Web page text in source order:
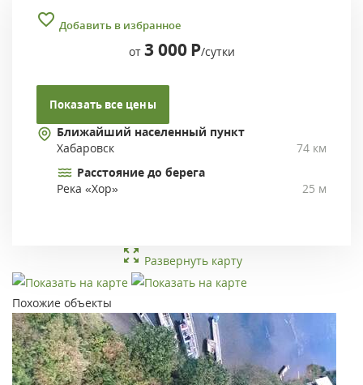
Добавить в избранное
от 3 000 Р/сутки
Показать все цены
Ближайший населенный пункт
Хабаровск
74 км
Расстояние до берега
Река «Хор»
25 м
Развернуть карту
Похожие объекты